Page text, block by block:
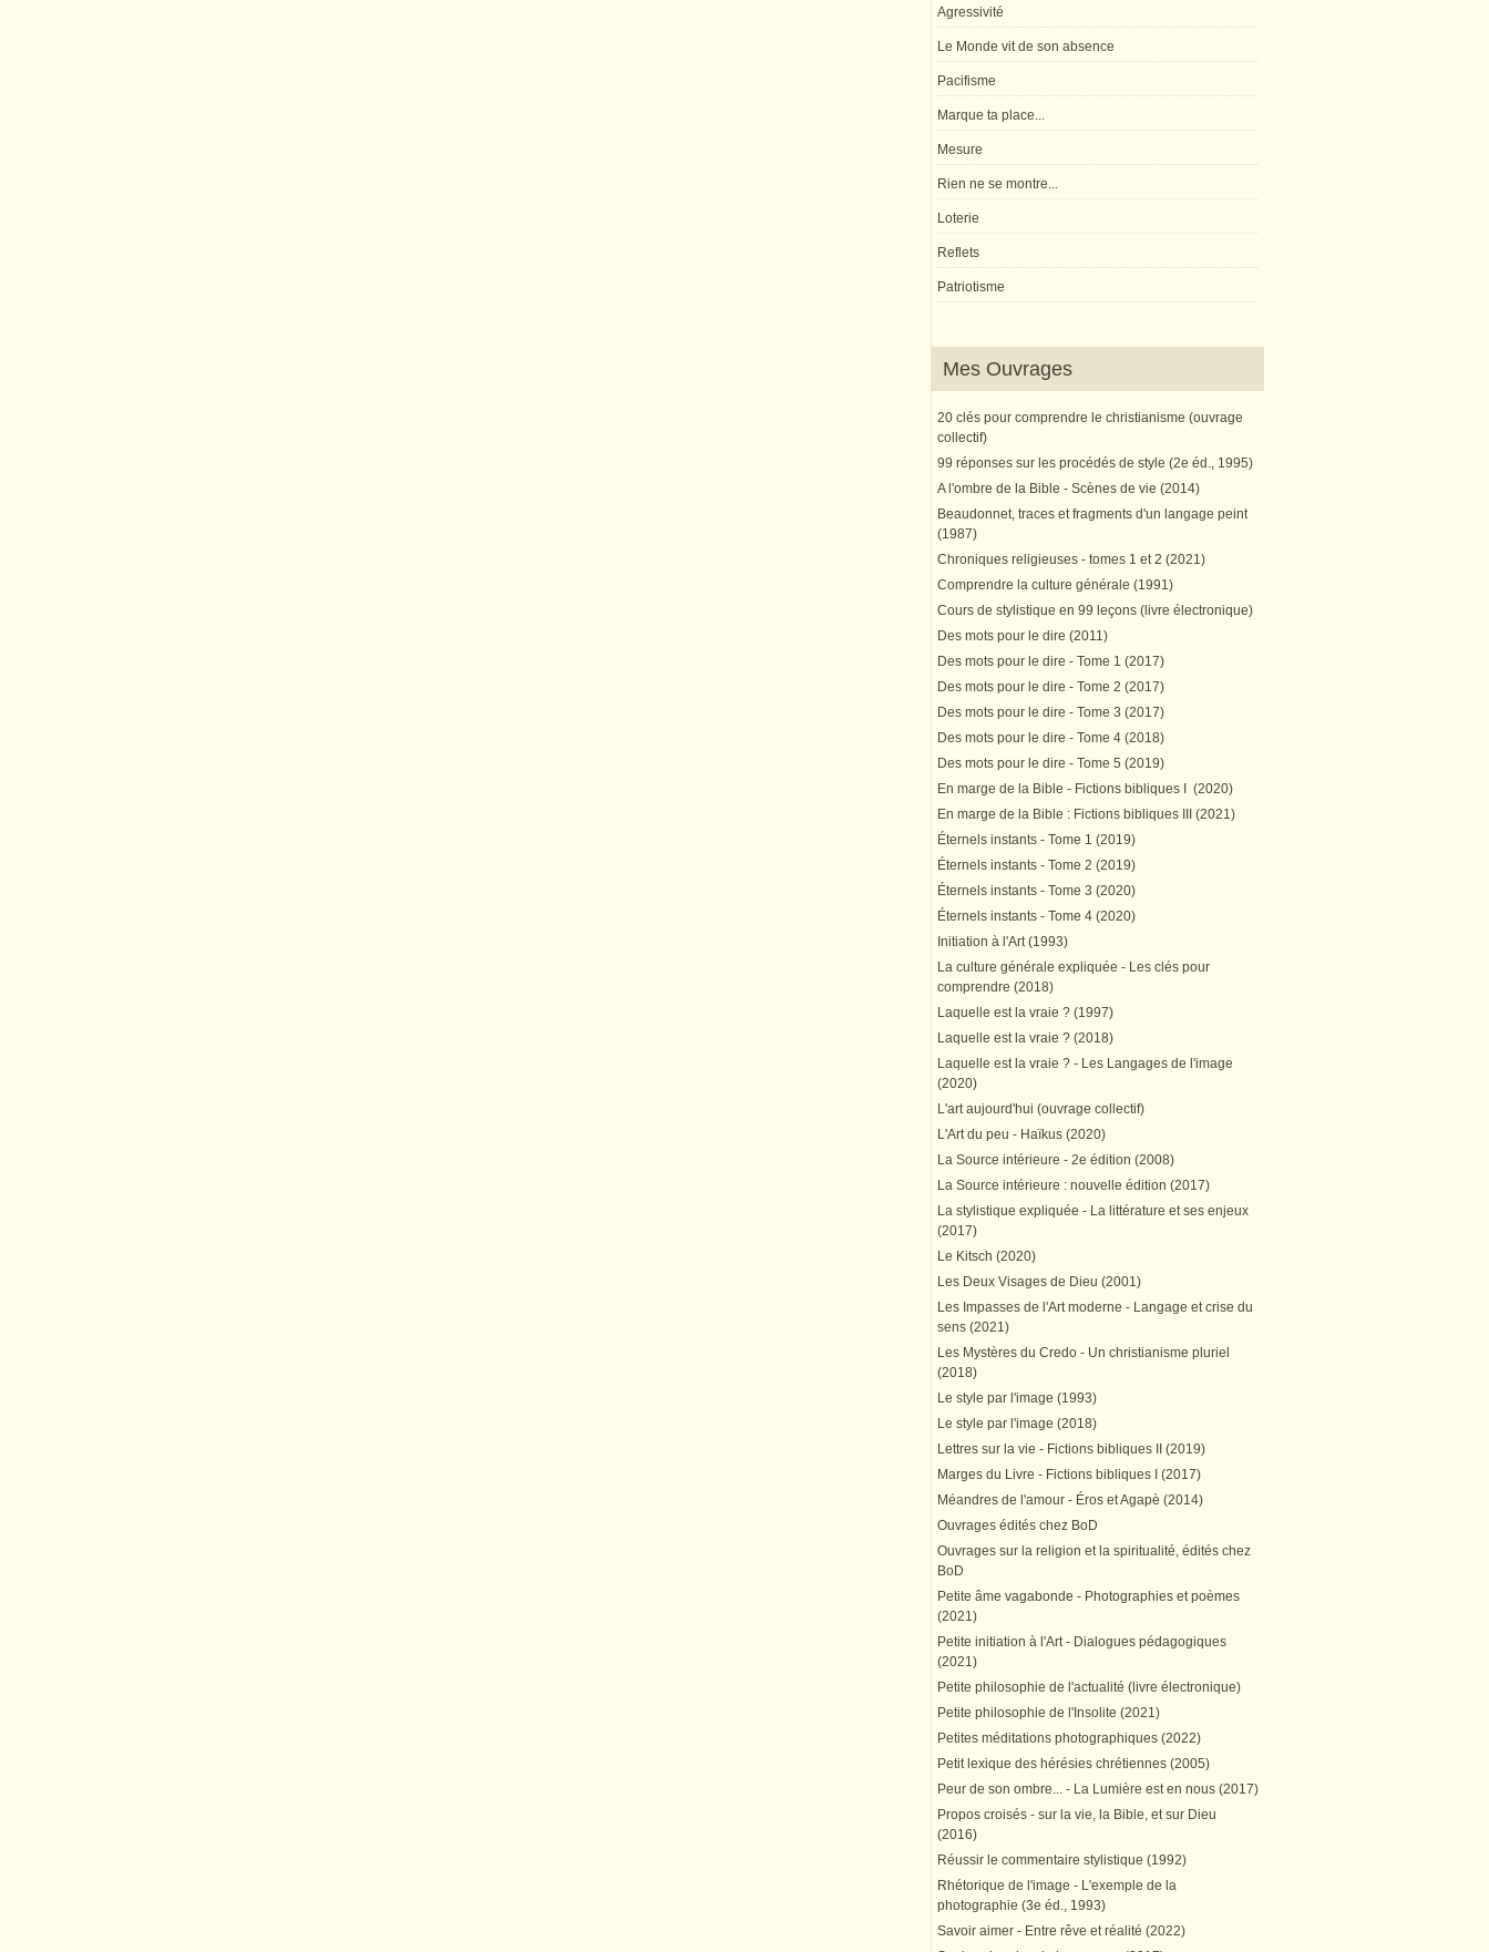
Agressivité
Le Monde vit de son absence
Pacifisme
Marque ta place...
Mesure
Rien ne se montre...
Loterie
Reflets
Patriotisme
Mes Ouvrages
20 clés pour comprendre le christianisme (ouvrage
collectif)
99 réponses sur les procédés de style (2e éd., 1995)
A l'ombre de la Bible - Scènes de vie (2014)
Beaudonnet, traces et fragments d'un langage peint
(1987)
Chroniques religieuses - tomes 1 et 2 (2021)
Comprendre la culture générale (1991)
Cours de stylistique en 99 leçons (livre électronique)
Des mots pour le dire (2011)
Des mots pour le dire - Tome 1 (2017)
Des mots pour le dire - Tome 2 (2017)
Des mots pour le dire - Tome 3 (2017)
Des mots pour le dire - Tome 4 (2018)
Des mots pour le dire - Tome 5 (2019)
En marge de la Bible - Fictions bibliques I (2020)
En marge de la Bible : Fictions bibliques III (2021)
Éternels instants - Tome 1 (2019)
Éternels instants - Tome 2 (2019)
Éternels instants - Tome 3 (2020)
Éternels instants - Tome 4 (2020)
Initiation à l'Art (1993)
La culture générale expliquée - Les clés pour
comprendre (2018)
Laquelle est la vraie ? (1997)
Laquelle est la vraie ? (2018)
Laquelle est la vraie ? - Les Langages de l'image
(2020)
L'art aujourd'hui (ouvrage collectif)
L'Art du peu - Haïkus (2020)
La Source intérieure - 2e édition (2008)
La Source intérieure : nouvelle édition (2017)
La stylistique expliquée - La littérature et ses enjeux
(2017)
Le Kitsch (2020)
Les Deux Visages de Dieu (2001)
Les Impasses de l'Art moderne - Langage et crise du
sens (2021)
Les Mystères du Credo - Un christianisme pluriel
(2018)
Le style par l'image (1993)
Le style par l'image (2018)
Lettres sur la vie - Fictions bibliques II (2019)
Marges du Livre - Fictions bibliques I (2017)
Méandres de l'amour - Éros et Agapè (2014)
Ouvrages édités chez BoD
Ouvrages sur la religion et la spiritualité, édités chez
BoD
Petite âme vagabonde - Photographies et poèmes
(2021)
Petite initiation à l'Art - Dialogues pédagogiques
(2021)
Petite philosophie de l'actualité (livre électronique)
Petite philosophie de l'Insolite (2021)
Petites méditations photographiques (2022)
Petit lexique des hérésies chrétiennes (2005)
Peur de son ombre... - La Lumière est en nous (2017)
Propos croisés - sur la vie, la Bible, et sur Dieu
(2016)
Réussir le commentaire stylistique (1992)
Rhétorique de l'image - L'exemple de la
photographie (3e éd., 1993)
Savoir aimer - Entre rêve et réalité (2022)